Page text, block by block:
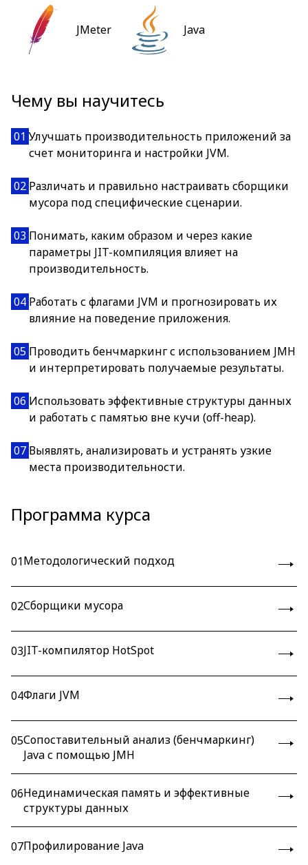
JMeter Java
Чему вы научитесь
01 Улучшать производительность приложений за
счет мониторинга и настройки JVM.
02 Различать и правильно настраивать сборщики
мусора под специфические сценарии.
03 Понимать, каким образом и через какие
параметры JIT-компиляция влияет на
производительность.
04 Работать с флагами JVM и прогнозировать их
влияние на поведение приложения.
05 Проводить бенчмаркинг с использованием JMH
и интерпретировать получаемые результаты.
06 Использовать эффективные структуры данных
и работать с памятью вне кучи (off-heap).
07 Выявлять, анализировать и устранять узкие
места производительности.
Программа курса
01Методологический подход
02Сборщики мусора
03JIT-компилятор HotSpot
04Флаги JVM
05Сопоставительный анализ (бенчмаркинг)
Java с помощью JMH
06Нединамическая память и эффективные
структуры данных
07Профилирование Java